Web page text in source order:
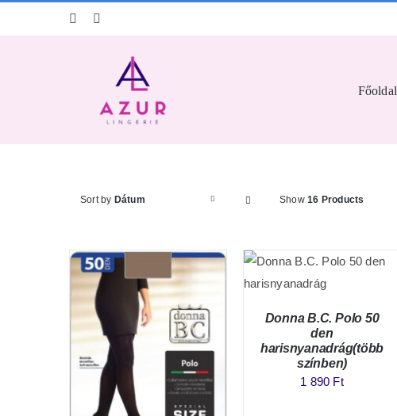
Főoldal
Sort by Dátum Show16 Products
ENNEK
A
TÖBB
VARIÁCIÓJA
VAN.
A
VÁLTOZATOK
A
Donna B.C. Polo 50
den
harisnyanadrág(több
színben)
1 890 Ft